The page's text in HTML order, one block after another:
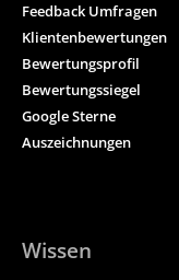
Feedback Umfragen
Klientenbewertungen
Bewertungsprofil
Bewertungssiegel
Google Sterne
Auszeichnungen
Wissen